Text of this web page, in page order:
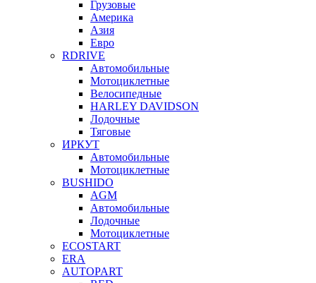
Грузовые
Америка
Азия
Евро
RDRIVE
Автомобильные
Мотоциклетные
Велосипедные
HARLEY DAVIDSON
Лодочные
Тяговые
ИРКУТ
Автомобильные
Мотоциклетные
BUSHIDO
AGM
Автомобильные
Лодочные
Мотоциклетные
ECOSTART
ERA
AUTOPART